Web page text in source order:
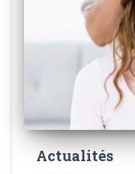
Actualités